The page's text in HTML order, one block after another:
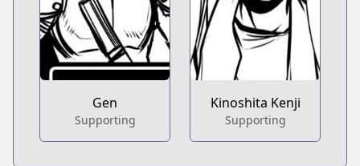
Gen
Supporting
Kinoshita Kenji
Supporting